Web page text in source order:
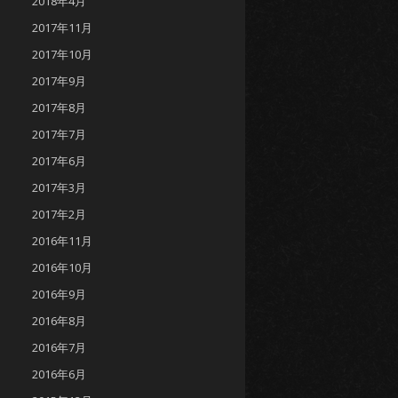
2017年11月
2017年10月
2017年9月
2017年8月
2017年7月
2017年6月
2017年3月
2017年2月
2016年11月
2016年10月
2016年9月
2016年8月
2016年7月
2016年6月